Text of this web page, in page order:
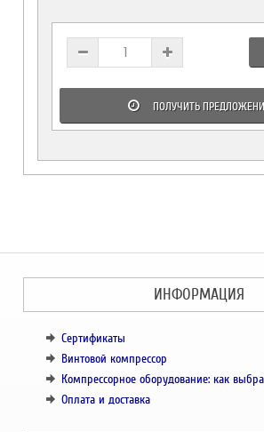
ПОЛУЧИТЬ
ИНФОРМАЦИЯ
Сертификаты
Винтовой компрессор
Компрессорное оборудование: как
Оплата и доставка